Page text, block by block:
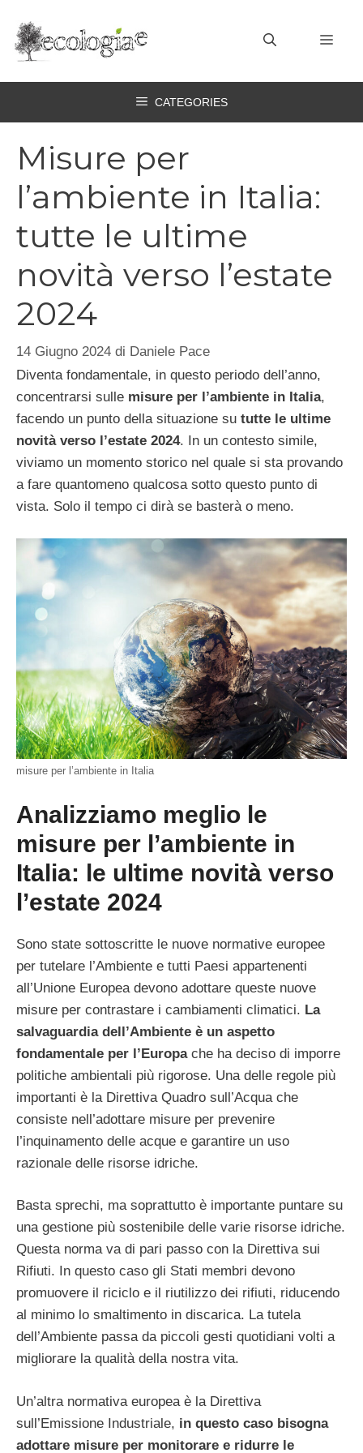
contenuto
CATEGORIES
Misure per
l’ambiente in Italia:
tutte le ultime
novità verso l’estate
2024
14 Giugno 2024 di Daniele Pace
Diventa fondamentale, in questo periodo dell’anno,
concentrarsi sulle misure per l’ambiente in Italia,
facendo un punto della situazione su tutte le ultime
novità verso l’estate 2024. In un contesto simile,
viviamo un momento storico nel quale si sta provando
a fare quantomeno qualcosa sotto questo punto di
vista. Solo il tempo ci dirà se basterà o meno.
misure per l’ambiente in Italia
Analizziamo meglio le
misure per l’ambiente in
Italia: le ultime novità verso
l’estate 2024
Sono state sottoscritte le nuove normative europee
per tutelare l’Ambiente e tutti Paesi appartenenti
all’Unione Europea devono adottare queste nuove
misure per contrastare i cambiamenti climatici. La
salvaguardia dell’Ambiente è un aspetto
fondamentale per l’Europache ha deciso di imporre
politiche ambientali più rigorose. Una delle regole più
importanti è la Direttiva Quadro sull’Acqua che
consiste nell’adottare misure per prevenire
l’inquinamento delle acque e garantire un uso
razionale delle risorse idriche.
Basta sprechi, ma soprattutto è importante puntare su
una gestione più sostenibile delle varie risorse idriche.
Questa norma va di pari passo con la Direttiva sui
Rifiuti. In questo caso gli Stati membri devono
promuovere il riciclo e il riutilizzo dei rifiuti, riducendo
al minimo lo smaltimento in discarica. La tutela
dell’Ambiente passa da piccoli gesti quotidiani volti a
migliorare la qualità della nostra vita.
Un’altra normativa europea è la Direttiva
sull’Emissione Industriale, in questo caso bisogna
adottare misure per monitorare e ridurre le